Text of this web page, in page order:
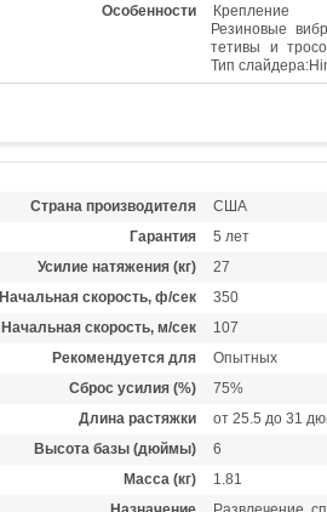
Особенности
Крепление
Резиновые
тетивы и
Тип
Страна производителя
США
Гарантия
5 лет
Усилие натяжения (кг)
27
Начальная скорость, ф/сек
350
Начальная скорость, м/сек
107
Рекомендуется для
Опытных
Сброс усилия (%)
75%
Длина растяжки
от 25.5 до 31
Высота базы (дюймы)
6
Масса (кг)
1.81